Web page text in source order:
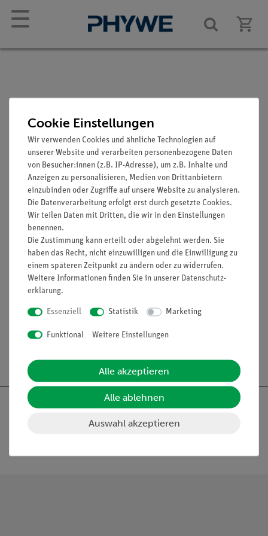
☰
Ringelnatter, Weibchen
Artikel-Nr.: SOM-ZOS-1033
Funktion und Verwendung
Natrix natrix natrix. In natürlicher Größe, aus SOMSO-
Plast®. Nach Studiendirektor Christian Groß. Mit
aufgedruckter Beschreibung auf grünen Sockel, unter
Cookie Einstellungen
Wir verwenden Cookies und ähnliche Technologien auf
unserer Website und verarbeiten personenbezogene Daten
von Besucher:innen (z.B. IP-Adresse), um z.B. Inhalte und
Anzeigen zu personalisieren, Medien von Drittanbietern
einzubinden oder Zugriffe auf unsere Website zu analysieren.
Die Datenverarbeitung erfolgt erst durch gesetzte Cookies.
Wir teilen Daten mit Dritten, die wir in den Einstellungen
benennen.
Die Zustimmung kann erteilt oder abgelehnt werden. Sie
haben das Recht, nicht einzuwilligen und die Einwilligung zu
einem späteren Zeitpunkt zu ändern oder zu widerrufen.
Weitere Informationen finden Sie in unserer Daten­schutz­
erklärung.
Essenziell Statistik Marketing
Funktional Weitere Einstellungen
Alle akzeptieren
Alle ablehnen
Auswahl akzeptieren